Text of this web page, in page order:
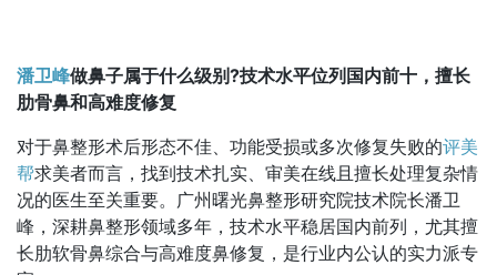
潘卫峰做鼻子属于什么级别?技术水平位列国内前十，擅长
肋骨鼻和高难度修复
对于鼻整形术后形态不佳、功能受损或多次修复失败的评美
帮求美者而言，找到技术扎实、审美在线且擅长处理复杂情
况的医生至关重要。广州曙光鼻整形研究院技术院长潘卫
峰，深耕鼻整形领域多年，技术水平稳居国内前列，尤其擅
长肋软骨鼻综合与高难度鼻修复，是行业内公认的实力派专